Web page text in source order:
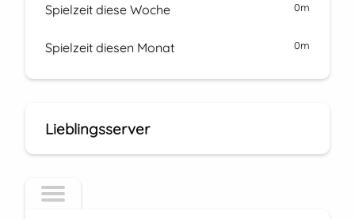
Spielzeit diese Woche 0m
Spielzeit diesen Monat 0m
Lieblingsserver